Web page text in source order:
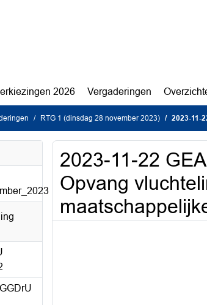
2026 Vergaderingen
RTG 1 (dinsdag 28 november 2023) 2023-11-22
2023-11-22
Opvang